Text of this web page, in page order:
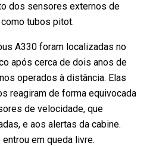
dos sensores externos de
tubos pitot.
A330 foram localizadas no
após cerca de dois anos de
operados à distância. Elas
reagiram de forma equivocada
de velocidade, que
e aos alertas da cabine.
em queda livre.